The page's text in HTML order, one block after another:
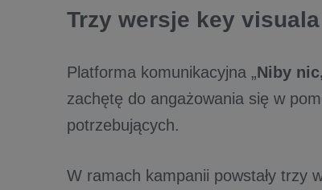
Trzy wersje key visuala
Platforma komunikacyjna „Niby
zachętę do angażowania się w
potrzebujących.
W ramach kampanii powstały trzy